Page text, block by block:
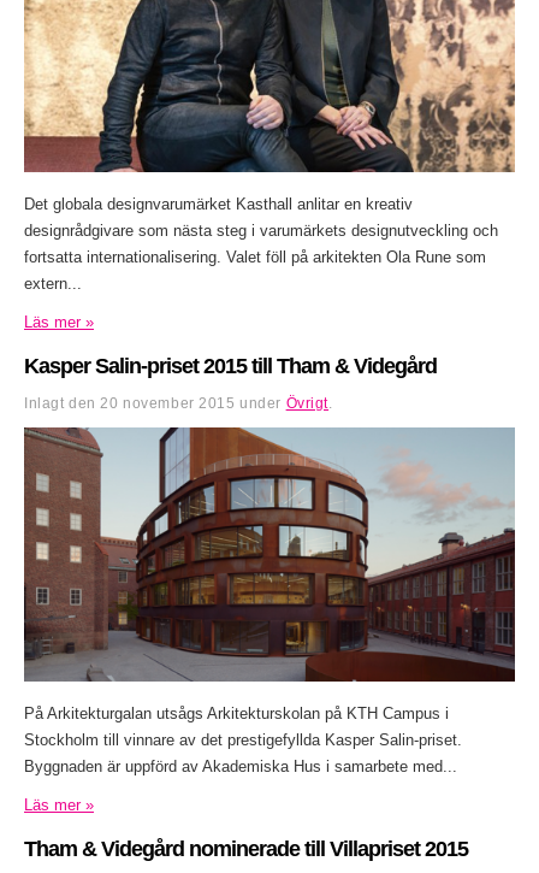
Det globala designvarumärket Kasthall anlitar en kreativ
designrådgivare som nästa steg i varumärkets designutveckling och
fortsatta internationalisering. Valet föll på arkitekten Ola Rune som
extern...
Läs mer »
Kasper Salin-priset 2015 till Tham & Videgård
Inlagt den 20 november 2015 under Övrigt
På Arkitekturgalan utsågs Arkitekturskolan på KTH Campus i
Stockholm till vinnare av det prestigefyllda Kasper Salin-priset.
Byggnaden är uppförd av Akademiska Hus i samarbete med...
Läs mer »
Tham & Videgård nominerade till Villapriset 2015